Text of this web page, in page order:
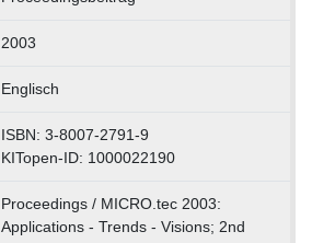
2003
Englisch
ISBN: 3-8007-2791-9
KITopen-ID: 1000022190
Proceedings / MICRO.tec 2003:
Applications - Trends - Visions; 2nd